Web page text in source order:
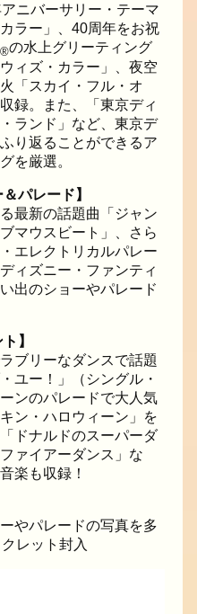
ニバーサリー・テーマ
ラー」、40周年をお祝
®の水上グリーティング
ィズ・カラー」、夜空
「スカイ・フル・オ
録。また、「東京ディ
ランド」など、東京デ
り返ることができるア
を厳選。
パレード】
最新の話題曲「ジャン
マウスビート」、さら
エレクトリカルパレー
ィズニー・ファンティ
出のショーやパレード
】
ブリーなダンスで話題
ユー！」（シングル・
ンのパレードで大人気
ン・ハロウィーン」を
ドナルドのスーパーダ
ァイアーダンス」な
楽も収録！
やパレードの写真を多
レット封入